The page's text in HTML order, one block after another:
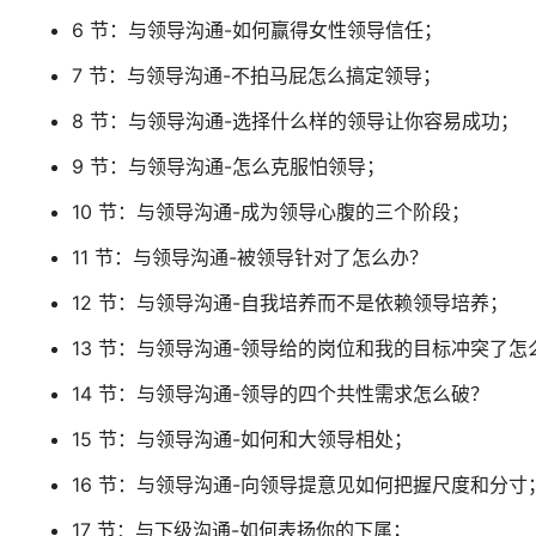
6 节：与领导沟通-如何赢得女性领导信任；
7 节：与领导沟通-不拍马屁怎么搞定领导；
8 节：与领导沟通-选择什么样的领导让你容易成功；
9 节：与领导沟通-怎么克服怕领导；
10 节：与领导沟通-成为领导心腹的三个阶段；
11 节：与领导沟通-被领导针对了怎么办？
12 节：与领导沟通-自我培养而不是依赖领导培养；
13 节：与领导沟通-领导给的岗位和我的目标冲突了怎
14 节：与领导沟通-领导的四个共性需求怎么破？
15 节：与领导沟通-如何和大领导相处；
16 节：与领导沟通-向领导提意见如何把握尺度和分寸；
17 节：与下级沟通-如何表扬你的下属；